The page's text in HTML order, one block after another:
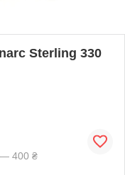
Sterling 330
— 400 ₴